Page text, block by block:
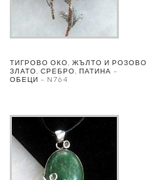
ТИГРОВО ОКО, ЖЪЛТО И РОЗОВО
ЗЛАТО, СРЕБРО, ПАТИНА –
ОБЕЦИ – N764